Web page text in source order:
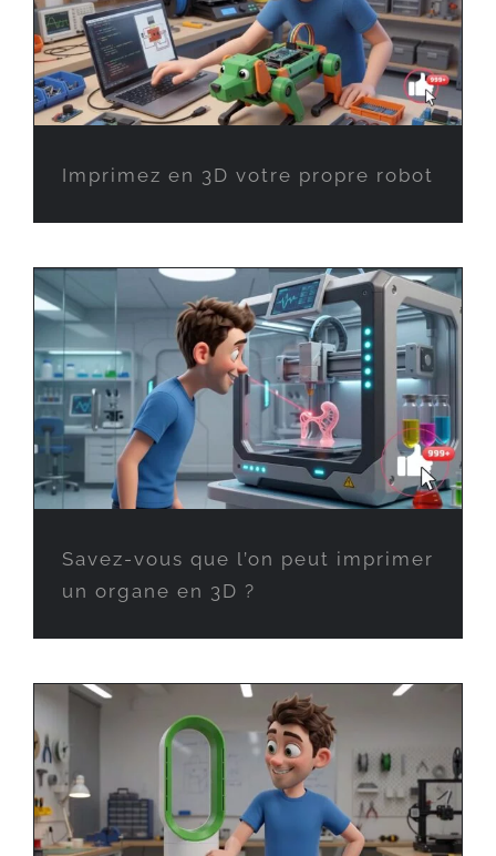
Imprimez en 3D votre propre robot
Savez-vous que l’on peut imprimer
un organe en 3D ?